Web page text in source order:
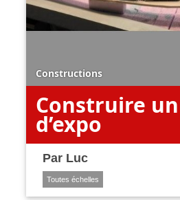
Constructions
Construire
d’expo
Par Luc
Toutes échelles